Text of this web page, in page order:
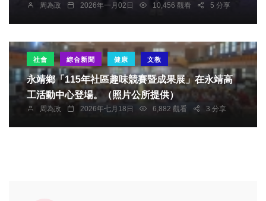
周為政 2026年一月02日 10,456 觀看 5 分享
社會 綜合新聞 健康 文教
永靖鄉「115年社區趣味競賽暨成果展」在永靖高
工活動中心登場。（照片公所提供）
周為政 2026年七月18日 6,882 觀看 3 分享